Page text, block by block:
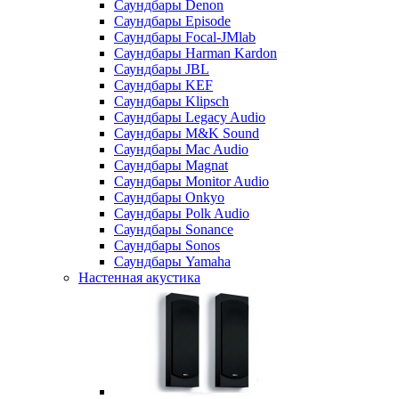
Саундбары Denon
Саундбары Episode
Саундбары Focal-JMlab
Саундбары Harman Kardon
Саундбары JBL
Саундбары KEF
Саундбары Klipsch
Саундбары Legacy Audio
Саундбары M&K Sound
Саундбары Mac Audio
Саундбары Magnat
Саундбары Monitor Audio
Саундбары Onkyo
Саундбары Polk Audio
Саундбары Sonance
Саундбары Sonos
Саундбары Yamaha
Настенная акустика